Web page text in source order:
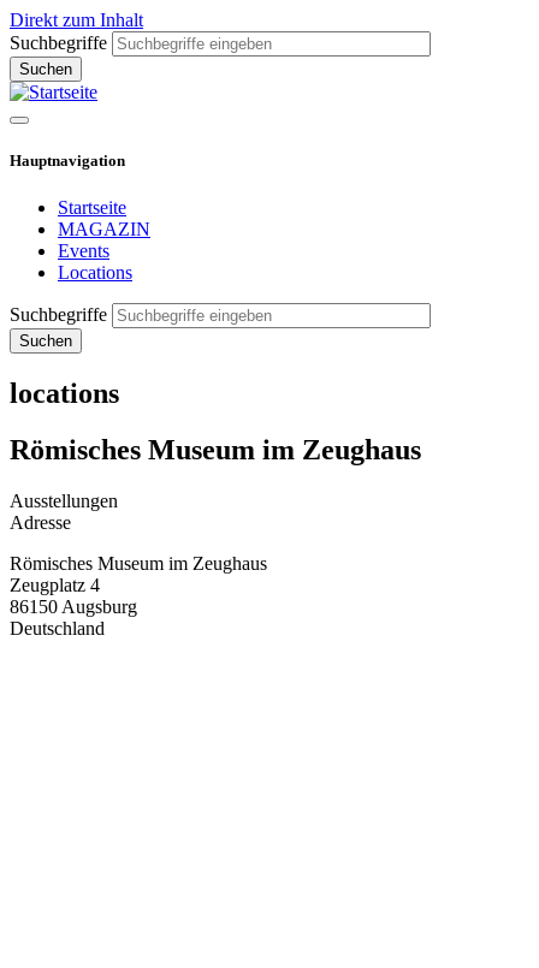
Direkt zum Inhalt
Suchbegriffe
Hauptnavigation
Startseite
MAGAZIN
Events
Locations
Suchbegriffe
locations
Römisches Museum im Zeughaus
Ausstellungen
Adresse
Römisches Museum im Zeughaus
Zeugplatz 4
86150 Augsburg
Deutschland